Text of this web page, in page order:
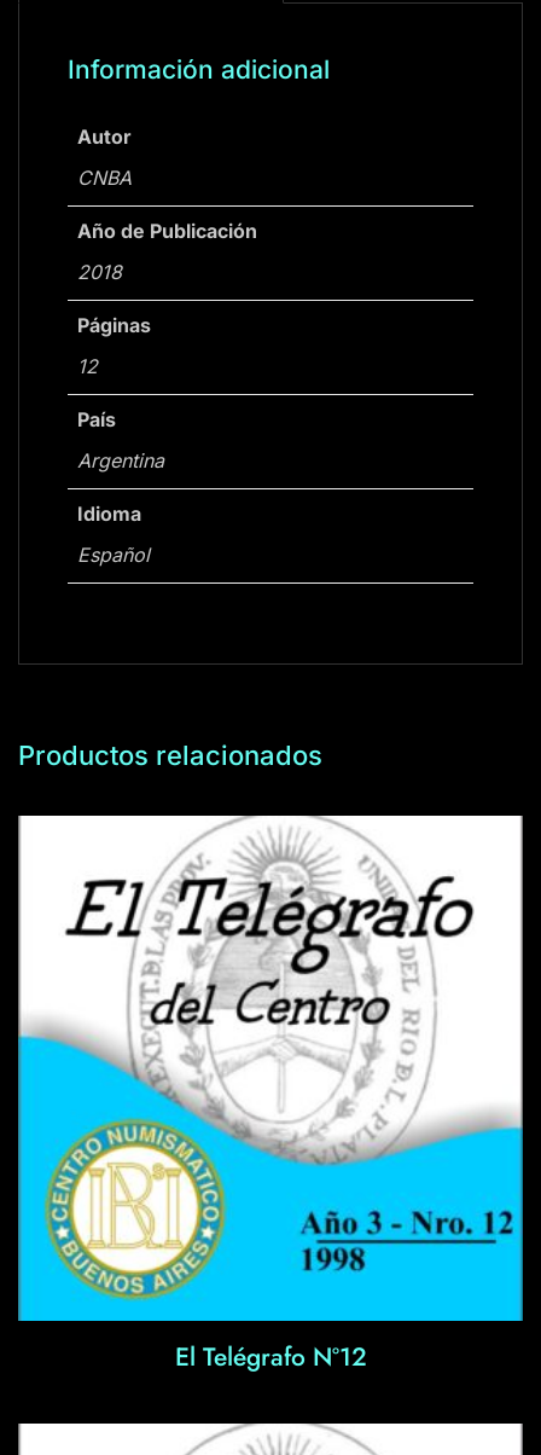
Información adicional
Autor
CNBA
Año de Publicación
2018
Páginas
12
País
Argentina
Idioma
Español
Productos relacionados
El Telégrafo Nº12